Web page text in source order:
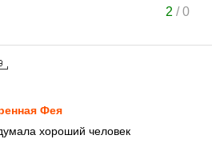
2 /0
Фея
хороший человек